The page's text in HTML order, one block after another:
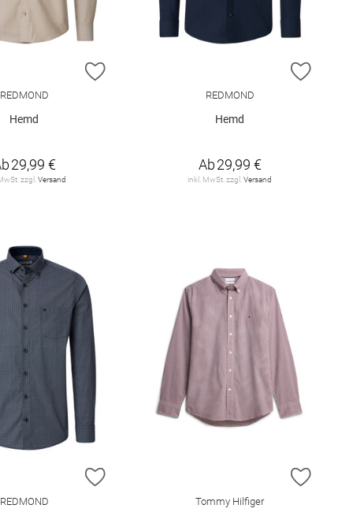
HINZUFÜGEN
REDMOND
Hemd
29,99 €
zzgl.Versand
ZUR
REDMOND
Hemd
Ab29,99 €
inkl. MwSt. zzgl.Versand
HINZUFÜGEN
REDMOND
ZUR
Tommy Hilfiger